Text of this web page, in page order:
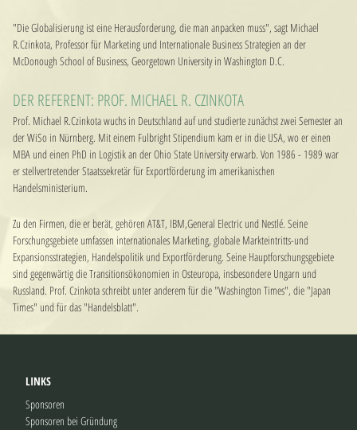
"Die Globalisierung ist eine Herausforderung, die man anpacken muss", sagt Michael
R.Czinkota, Professor für Marketing und Internationale Business Strategien an der
McDonough School of Business, Georgetown University in Washington D.C.
DER REFERENT: PROF. MICHAEL R. CZINKOTA
Prof. Michael R.Czinkota wuchs in Deutschland auf und studierte zunächst zwei Semester an
der WiSo in Nürnberg. Mit einem Fulbright Stipendium kam er in die USA, wo er einen
MBA und einen PhD in Logistik an der Ohio State University erwarb. Von 1986 - 1989 war
er stellvertretender Staatssekretär für Exportförderung im amerikanischen
Handelsministerium.
Zu den Firmen, die er berät, gehören AT&T, IBM,General Electric und Nestlé. Seine
Forschungsgebiete umfassen internationales Marketing, globale Markteintritts-und
Expansionsstrategien, Handelspolitik und Exportförderung. Seine Hauptforschungsgebiete
sind gegenwärtig die Transitionsökonomien in Osteuropa, insbesondere Ungarn und
Russland. Prof. Czinkota schreibt unter anderem für die "Washington Times", die "Japan
Times" und für das "Handelsblatt".
LINKS
Sponsoren
Sponsoren bei Gründung